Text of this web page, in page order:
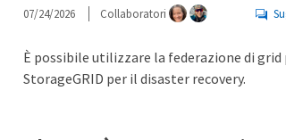
07/24/2026 Collaboratori
È possibile utilizzare la federazione di
StorageGRID per il disaster recovery.